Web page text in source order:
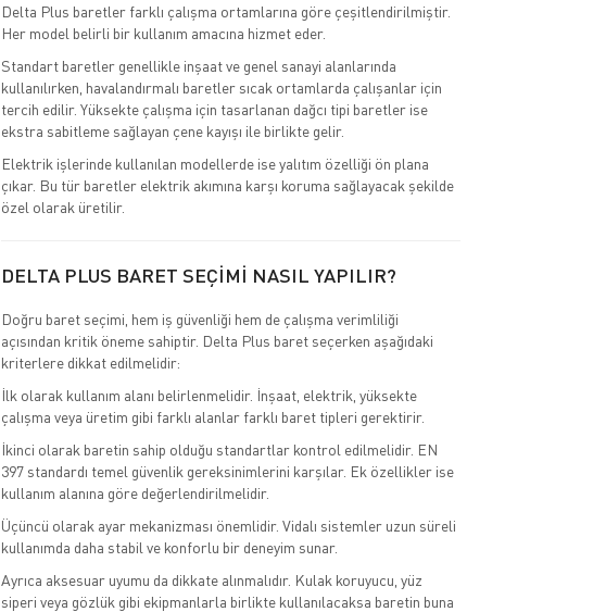
Delta Plus baretler farklı çalışma ortamlarına göre çeşitlendirilmiştir.
Her model belirli bir kullanım amacına hizmet eder.
Standart baretler genellikle inşaat ve genel sanayi alanlarında
kullanılırken, havalandırmalı baretler sıcak ortamlarda çalışanlar için
tercih edilir. Yüksekte çalışma için tasarlanan dağcı tipi baretler ise
ekstra sabitleme sağlayan çene kayışı ile birlikte gelir.
Elektrik işlerinde kullanılan modellerde ise yalıtım özelliği ön plana
çıkar. Bu tür baretler elektrik akımına karşı koruma sağlayacak şekilde
özel olarak üretilir.
DELTA PLUS BARET SEÇİMİ NASIL YAPILIR?
Doğru baret seçimi, hem iş güvenliği hem de çalışma verimliliği
açısından kritik öneme sahiptir. Delta Plus baret seçerken aşağıdaki
kriterlere dikkat edilmelidir:
İlk olarak kullanım alanı belirlenmelidir. İnşaat, elektrik, yüksekte
çalışma veya üretim gibi farklı alanlar farklı baret tipleri gerektirir.
İkinci olarak baretin sahip olduğu standartlar kontrol edilmelidir. EN
397 standardı temel güvenlik gereksinimlerini karşılar. Ek özellikler ise
kullanım alanına göre değerlendirilmelidir.
Üçüncü olarak ayar mekanizması önemlidir. Vidalı sistemler uzun süreli
kullanımda daha stabil ve konforlu bir deneyim sunar.
Ayrıca aksesuar uyumu da dikkate alınmalıdır. Kulak koruyucu, yüz
siperi veya gözlük gibi ekipmanlarla birlikte kullanılacaksa baretin buna